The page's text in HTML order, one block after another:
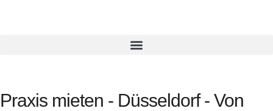
Praxis mieten - Düsseldorf - Von